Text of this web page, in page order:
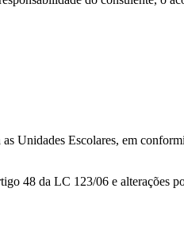
Unidades Escolares, em
48 da LC 123/06 e alterações